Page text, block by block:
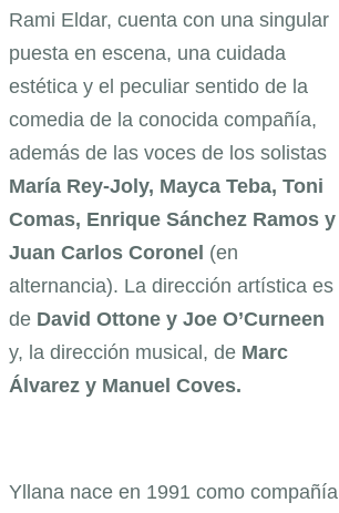
Rami Eldar, cuenta con una singular
puesta en escena, una cuidada
estética y el peculiar sentido de la
comedia de la conocida compañía,
además de las voces de los solistas
María Rey-Joly, Mayca Teba, Toni
Comas, Enrique Sánchez Ramos y
Juan Carlos Coronel (en
alternancia). La dirección artística es
de David Ottone y Joe O’Curneen
y, la dirección musical, de Marc
Álvarez y Manuel Coves.
Yllana nace en 1991 como compañía